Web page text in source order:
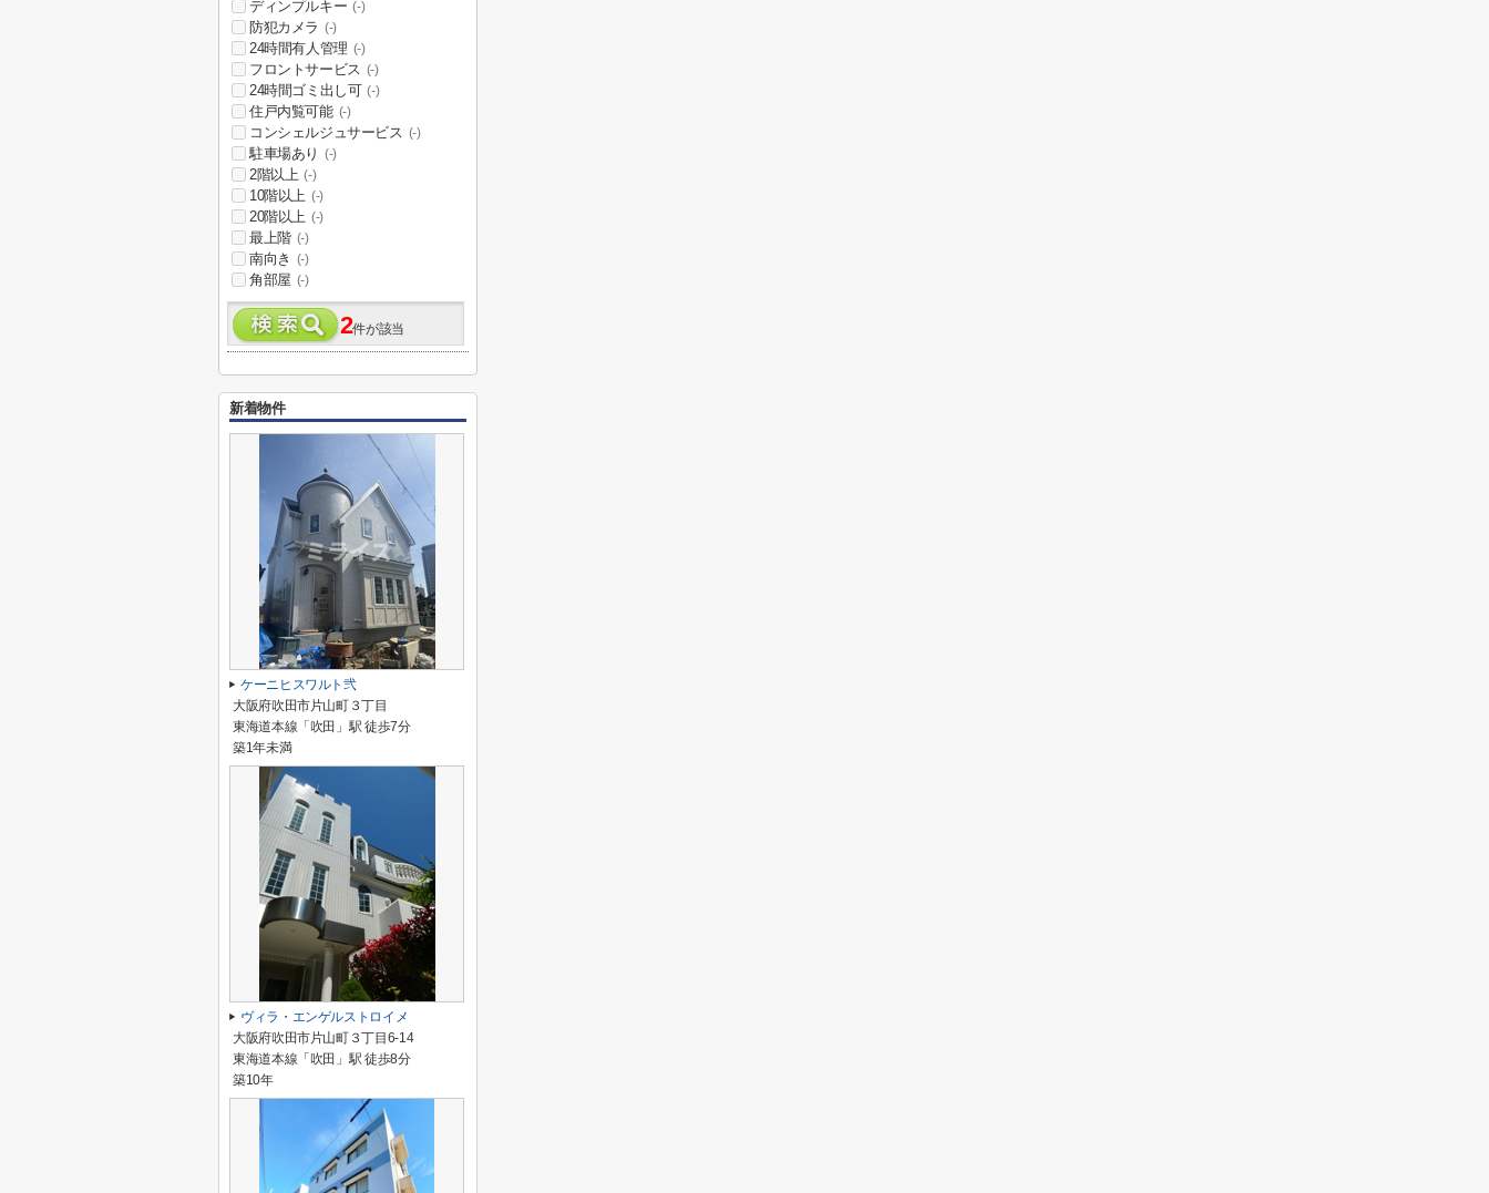
ディンプルキー (-)
防犯カメラ (-)
24時間有人管理 (-)
フロントサービス (-)
24時間ゴミ出し可 (-)
住戸内覧可能 (-)
コンシェルジュサービス (-)
駐車場あり (-)
2階以上 (-)
10階以上 (-)
20階以上 (-)
最上階 (-)
南向き (-)
角部屋 (-)
2件が該当
新着物件
ケーニヒスワルト弐
大阪府吹田市片山町３丁目
東海道本線「吹田」駅 徒歩7分
築1年未満
ヴィラ・エンゲルストロイメ
大阪府吹田市片山町３丁目6-14
東海道本線「吹田」駅 徒歩8分
築10年